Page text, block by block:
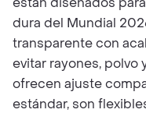
dura del Mundial
transparente con
evitar rayones,
ofrecen ajuste
estándar, son